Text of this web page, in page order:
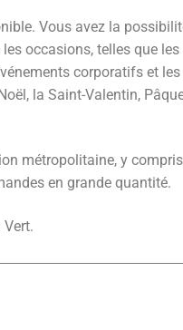
Vous avez la
occasions, telles que
corporatifs et
la Saint-Valentin,
métropolitaine, y
en grande quantité.